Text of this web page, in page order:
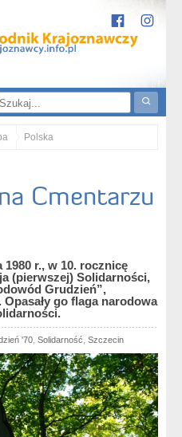
Polska
Centralnym
Cmentarzu
r., w 10. rocznicę
(pierwszej) Solidarności,
Grudzień”,
go flaga narodowa
'70 Solidarność Szczecin